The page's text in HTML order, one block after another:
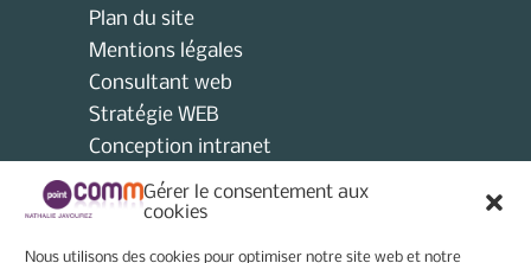
Gérer le consentement aux
cookies
Nous utilisons des cookies pour optimiser notre site web et notre
Plan du site
Mentions légales
Consultant web
Stratégie WEB
Conception intranet
Consultant collectivités locales
AMO